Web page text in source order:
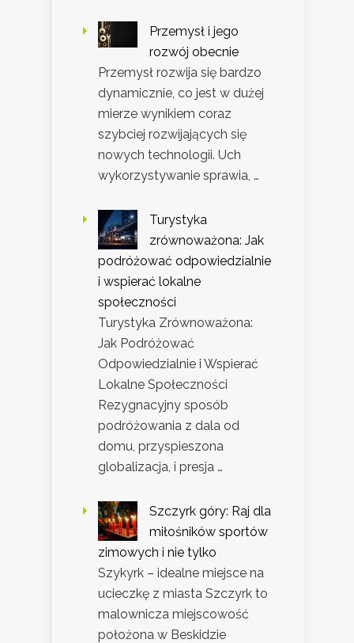
Przemysł i jego
rozwój obecnie
Przemysł rozwija się bardzo
dynamicznie, co jest w dużej
mierze wynikiem coraz
szybciej rozwijających się
nowych technologii. Uch
wykorzystywanie sprawia, …
Turystyka
zrównoważona: Jak
podróżować odpowiedzialnie
i wspierać lokalne
społeczności
Turystyka Zrównoważona:
Jak Podróżować
Odpowiedzialnie i Wspierać
Lokalne Społeczności
Rezygnacyjny sposób
podróżowania z dala od
domu, przyspieszona
globalizacja, i presja …
Szczyrk góry: Raj dla
miłośników sportów
zimowych i nie tylko
Szykyrk – idealne miejsce na
ucieczkę z miasta Szczyrk to
malownicza miejscowość
położona w Beskidzie